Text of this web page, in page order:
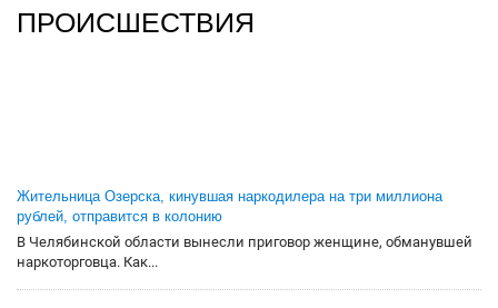
ПРОИСШЕСТВИЯ
Жительница Озерска, кинувшая наркодилера на три миллиона
рублей, отправится в колонию
В Челябинской области вынесли приговор женщине, обманувшей
наркоторговца. Как...